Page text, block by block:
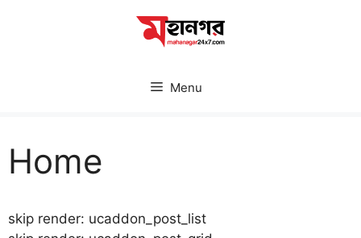
Menu
Home
skip render: ucaddon_post_list